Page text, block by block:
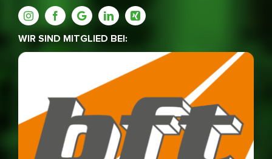
WIR SIND MITGLIED BEI: